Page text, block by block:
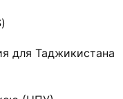
для Таджикистана